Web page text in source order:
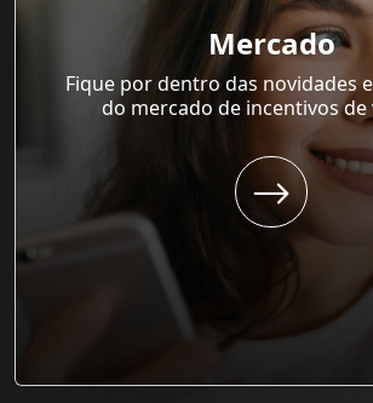
Mercado
Fique por dentro das novidades
do mercado de incentivos de